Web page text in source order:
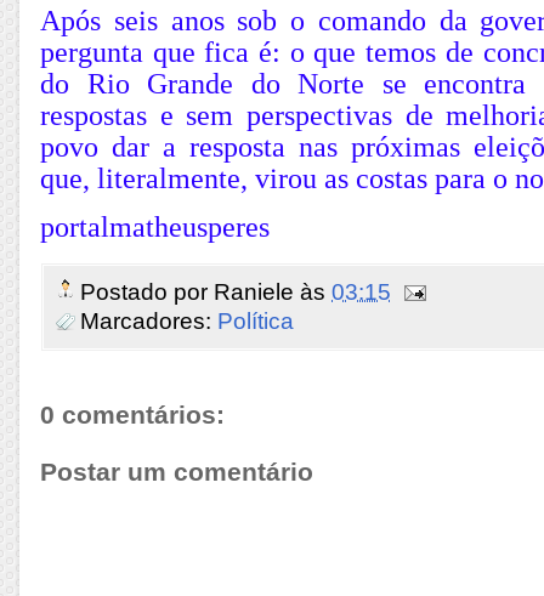
Após seis anos sob o comando da
pergunta que fica é: o que temos de
do Rio Grande do Norte se encontra
respostas e sem perspectivas de
povo dar a resposta nas próximas
que, literalmente, virou as costas para o
portalmatheusperes
Postado por Raniele às 03:15
Marcadores: Política
0 comentários:
Postar um comentário